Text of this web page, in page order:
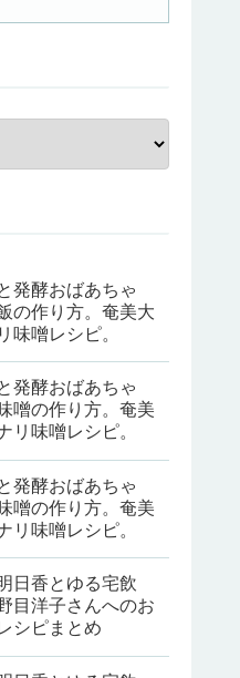
発酵おばあちゃ
の作り方。奄美大
味噌レシピ。
発酵おばあちゃ
噌の作り方。奄美
リ味噌レシピ。
発酵おばあちゃ
噌の作り方。奄美
リ味噌レシピ。
日香とゆる宅飲
目洋子さんへのお
シピまとめ